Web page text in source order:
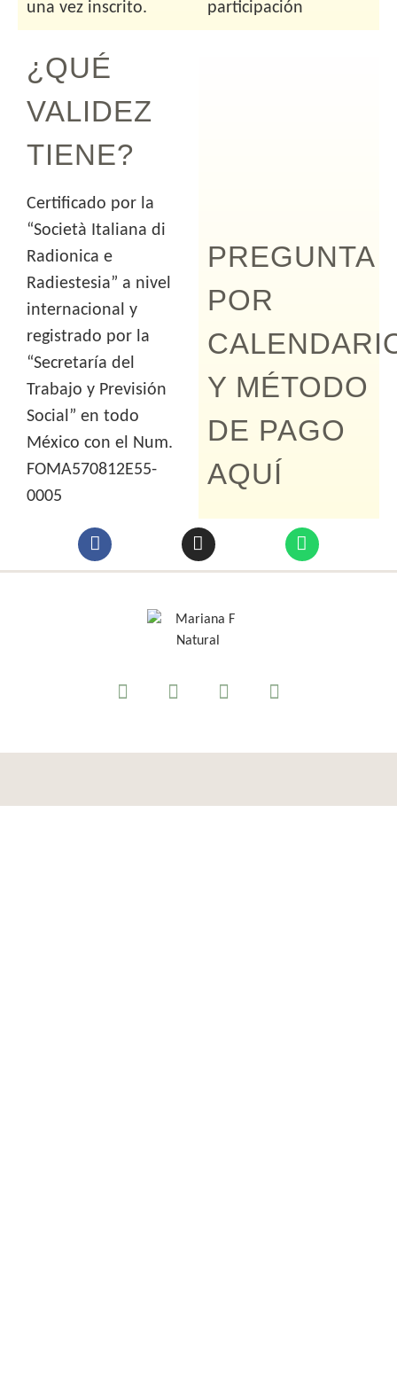
una vez inscrito.
participación
¿QUÉ
VALIDEZ
TIENE?
Certificado por la
“Società Italiana di
Radionica e
Radiestesia” a nivel
internacional y
registrado por la
“Secretaría del
Trabajo y Previsión
Social” en todo
México con el Num.
FOMA570812E55-
0005
PREGUNTA
POR
Y MÉTODO
DE PAGO
AQUÍ